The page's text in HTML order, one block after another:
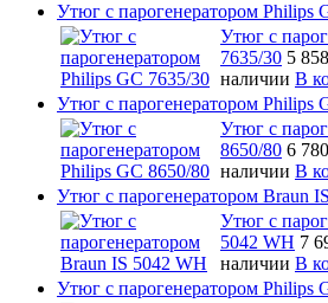
Утюг с парогенератором Philips
Утюг с
7635/30 5
наличии В
Утюг с парогенератором Philips
Утюг с
8650/80 6
наличии В
Утюг с парогенератором Braun
Утюг с
5042 WH 7
наличии В
Утюг с парогенератором Philips